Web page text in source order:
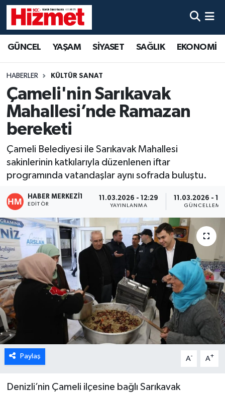
GÜNCEL YAŞAM SİYASET SAĞLIK EKONOMİ
HABERLER KÜLTÜR SANAT
Çameli'nin Sarıkavak
Mahallesi’nde Ramazan
bereketi
Çameli Belediyesi ile Sarıkavak Mahallesi
sakinlerinin katkılarıyla düzenlenen iftar
programında vatandaşlar aynı sofrada buluştu.
HABER MERKEZI1
EDITÖR
11.03.2026 - 12:29
YAYINLANMA
11.03.2026 -
GÜNCELLEME
Paylaş A- A+
Denizli’nin Çameli ilçesine bağlı Sarıkavak
YAŞAM
SİYASET
SAĞLIK
KÜLTÜR SANAT
SPOR
MAGAZİN
ÖZEL HABER
DTO
RESMİ REKLAM
Denizli Hava Durumu
Denizli Trafik Yoğunluk Haritası
Süper Lig Puan Durumu ve Fikstür
Son Dakika Haberleri
Haber Arşivi